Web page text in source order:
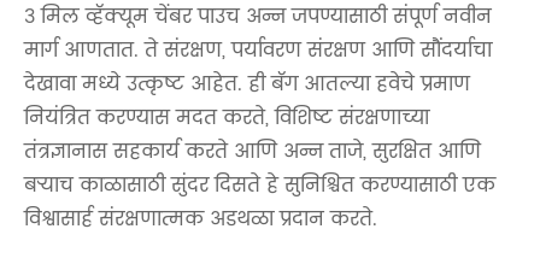
3 मिल व्हॅक्यूम चेंबर पाउच अन्न जपण्यासाठी संपूर्ण नवीन
मार्ग आणतात. ते संरक्षण, पर्यावरण संरक्षण आणि सौंदर्याचा
देखावा मध्ये उत्कृष्ट आहेत. ही बॅग आतल्या हवेचे प्रमाण
नियंत्रित करण्यास मदत करते, विशिष्ट संरक्षणाच्या
तंत्रज्ञानास सहकार्य करते आणि अन्न ताजे, सुरक्षित आणि
बर्‍याच काळासाठी सुंदर दिसते हे सुनिश्चित करण्यासाठी एक
विश्वासार्ह संरक्षणात्मक अडथळा प्रदान करते.